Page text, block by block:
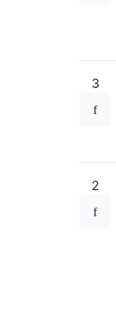
3
2